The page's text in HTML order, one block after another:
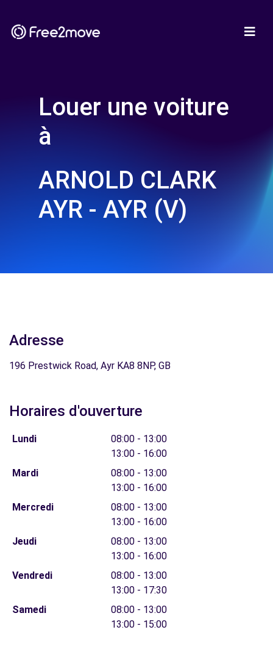
Louer une voiture
à
ARNOLD CLARK
AYR - AYR (V)
Adresse
196 Prestwick Road, Ayr KA8 8NP, GB
Horaires d'ouverture
Lundi
08:00 - 13:00
13:00 - 16:00
Mardi
08:00 - 13:00
13:00 - 16:00
Mercredi
08:00 - 13:00
13:00 - 16:00
Jeudi
08:00 - 13:00
13:00 - 16:00
Vendredi
08:00 - 13:00
13:00 - 17:30
Samedi
08:00 - 13:00
13:00 - 15:00